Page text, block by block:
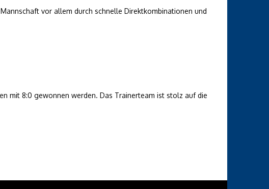
vor allem durch schnelle Direktkombinationen und
mit 8:0 gewonnen werden. Das Trainerteam ist stolz auf die